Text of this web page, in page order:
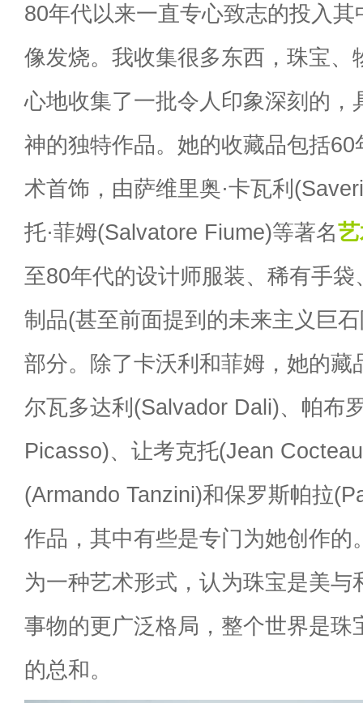
80年代以来一直专心致志的投入其
像发烧。我收集很多东西，珠宝、
心地收集了一批令人印象深刻的，
神的独特作品。她的收藏品包括
术首饰，由萨维里奥·卡瓦利
托·菲姆(Salvatore Fiume)等著名
至80年代的设计师服装、稀有手
制品(甚至前面提到的未来主义巨
部分。除了卡沃利和菲姆，她的藏
尔瓦多达利(Salvador Dali)、帕布
Picasso)、让考克托(Jean
(Armando Tanzini)和保罗斯帕拉
作品，其中有些是专门为她创作的
为一种艺术形式，认为珠宝是美与
事物的更广泛格局，整个世界是珠
的总和。